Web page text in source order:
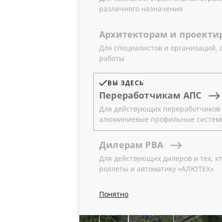
различного назначения
Архитекторам и
Для специалистов и
работы
ВЫ ЗДЕСЬ
Переработчикам АПС
Для действующих переработчиков
алюминиевые профильные
Дилерам РВА
Для действующих дилеров и тех,
роллеты и автоматику «АЛЮТЕХ»
Понятно
Все Все
Другие проекты
31.10.2022
ДВЕРИ, ОКНА,
ТРЕНДЫ В ДОМОСТРОЕНИИ С
«МАЛОЭТАЖНОЙ СТРАНОЙ»